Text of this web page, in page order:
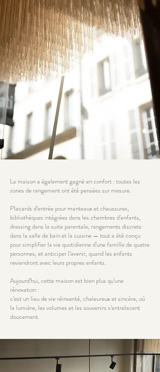
La maison a également gagné en confort : toutes les
zones de rangement ont été pensées sur mesure.
Placards d’entrée pour manteaux et chaussures,
bibliothèques intégrées dans les chambres d’enfants,
dressing dans la suite parentale, rangements discrets
dans la salle de bain et la cuisine — tout a été conçu
pour simplifier la vie quotidienne d’une famille de quatre
personnes, et anticiper l’avenir, quand les enfants
reviendront avec leurs propres enfants.
Aujourd’hui, cette maison est bien plus qu’une
rénovation :
c’est un lieu de vie réinventé, chaleureux et sincère, où
la lumière, les volumes et les souvenirs s’entrelacent
doucement.